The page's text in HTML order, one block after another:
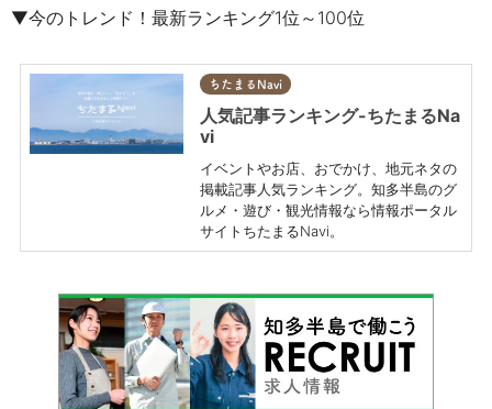
▼今のトレンド！最新ランキング1位～100位
ちたまるNavi
人気記事ランキング-ちたまるNa
vi
イベントやお店、おでかけ、地元ネタの
掲載記事人気ランキング。知多半島のグ
ルメ・遊び・観光情報なら情報ポータル
サイトちたまるNavi。